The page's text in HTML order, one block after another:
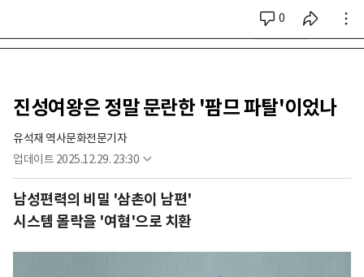
0
시리즈 전체
진성여왕은 정말 문란한 '팜므 파탈'이었나
유석재 역사문화전문기자
업데이트 2025.12.29. 23:30
남성편력의 비밀 '삼촌이 남편'
시스템 몰락을 '여혐'으로 치환